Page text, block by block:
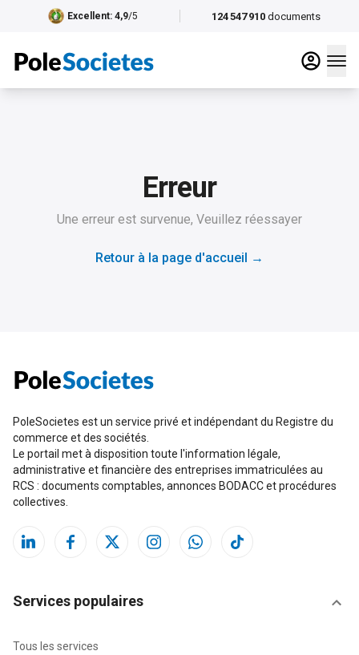
124 547 910 documents
Excellent: 4,9/5
Erreur
Une erreur est survenue, Veuillez réessayer
Retour à la page d'accueil →
PoleSocietes est un service privé et indépendant du Registre du
commerce et des sociétés.
Le portail met à disposition toute l'information légale,
administrative et financière des entreprises immatriculées au
RCS : documents comptables, annonces BODACC et procédures
collectives.
Services populaires
Tous les services